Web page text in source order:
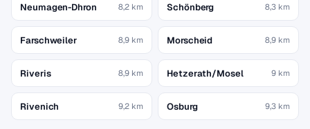
Neumagen-Dhron 8,2 km Schönberg 8,3 km
Farschweiler 8,9 km Morscheid 8,9 km
Riveris 8,9 km Hetzerath/Mosel 9 km
Rivenich 9,2 km Osburg 9,3 km